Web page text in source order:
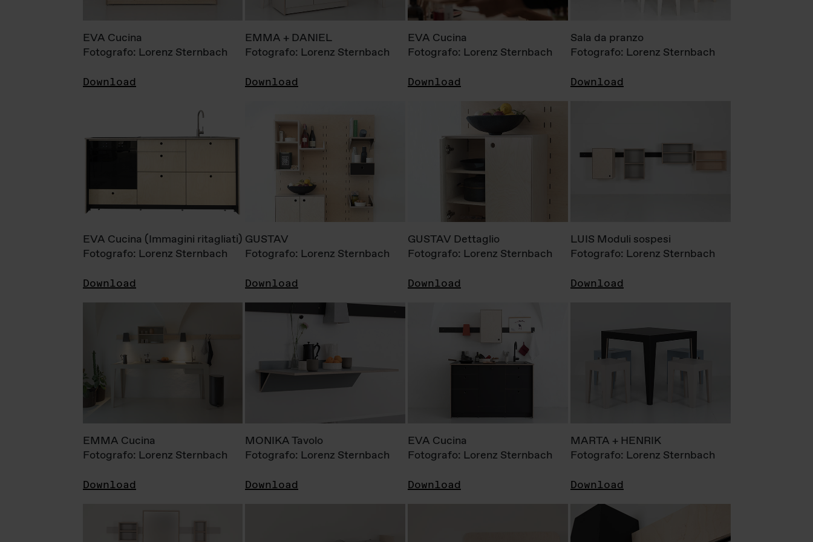
EVA Cucina
Fotografo: Lorenz Sternbach
Download
EMMA + DANIEL
Fotografo: Lorenz Sternbach
Download
EVA Cucina
Fotografo: Lorenz Sternbach
Download
Sala da pranzo
Fotografo: Lorenz Sternbach
Download
EVA Cucina (Immagini ritagliati)
Fotografo: Lorenz Sternbach
Download
GUSTAV
Fotografo: Lorenz Sternbach
Download
GUSTAV Dettaglio
Fotografo: Lorenz Sternbach
Download
LUIS Moduli sospesi
Fotografo: Lorenz Sternbach
Download
EMMA Cucina
Fotografo: Lorenz Sternbach
Download
MONIKA Tavolo
Fotografo: Lorenz Sternbach
Download
EVA Cucina
Fotografo: Lorenz Sternbach
Download
MARTA + HENRIK
Fotografo: Lorenz Sternbach
Download